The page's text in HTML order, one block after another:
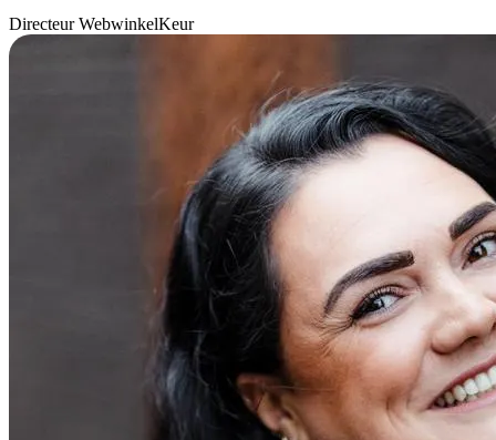
Directeur WebwinkelKeur